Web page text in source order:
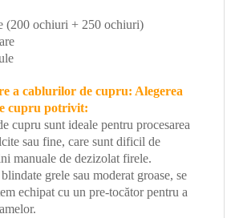
(200 ochiuri + 250 ochiuri)
a cablurilor de cupru: Alegerea
cupru potrivit:
cupru sunt ideale pentru procesarea
sau fine, care sunt dificil de
manuale de dezizolat firele.
grele sau moderat groase, se
echipat cu un pre-tocător pentru a